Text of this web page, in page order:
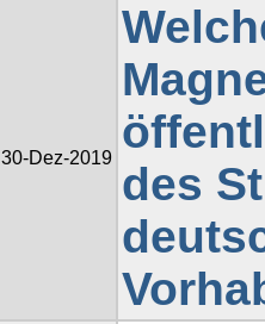
30-Dez-2019
des